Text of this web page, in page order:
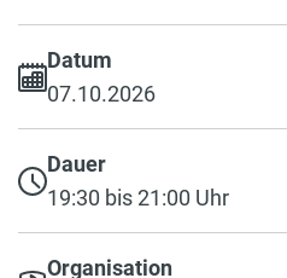
Datum
07.10.2026
Dauer
19:30 bis 21:00 Uhr
Organisation